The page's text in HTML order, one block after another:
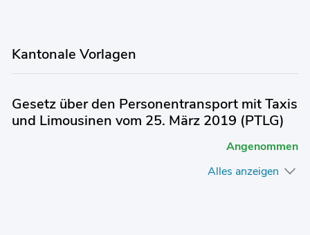
Kantonale Vorlagen
Gesetz über den Personentransport mit Taxis
und Limousinen vom 25. März 2019 (PTLG)
Angenommen
Alles anzeigen